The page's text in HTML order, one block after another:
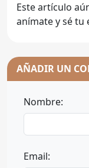
Este artículo
anímate y sé tu
AÑADIR UN
Nombre:
Email: